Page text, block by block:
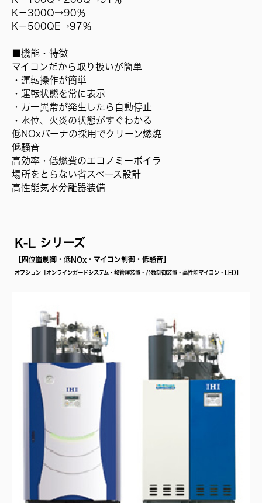
K－300Q→90％
K－500QE→97％
■機能・特徴
マイコンだから取り扱いが簡単
・運転操作が簡単
・運転状態を常に表示
・万一異常が発生したら自動停止
・水位、火炎の状態がすぐわかる
低NOxバーナの採用でクリーン燃焼
低騒音
高効率・低燃費のエコノミーボイラ
場所をとらない省スペース設計
高性能気水分離器装備
K-L シリーズ
［四位置制御・低NOx・マイコン制御・低騒音］
オプション［オンラインガードシステム・熱管理装置・台数制御装置・高性能マイコン・LED］